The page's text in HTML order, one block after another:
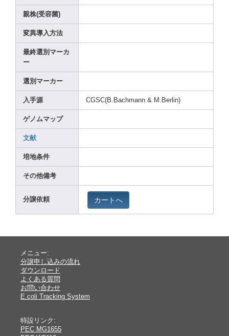
親株(受容菌)
変異導入方法
最終選別マーカ
ー
選別マーカー
入手源 CGSC(B.Bac hmann & M.Ber lin)
ゲノムマップ
文献
培地条件
その他備考
分譲依頼 カートへ
メニュー:
分譲申し込みの流れ
ダウンロード
よくある質問
お問い合わせ
E.coli Tracking System
特設リンク:
PEC MG1655